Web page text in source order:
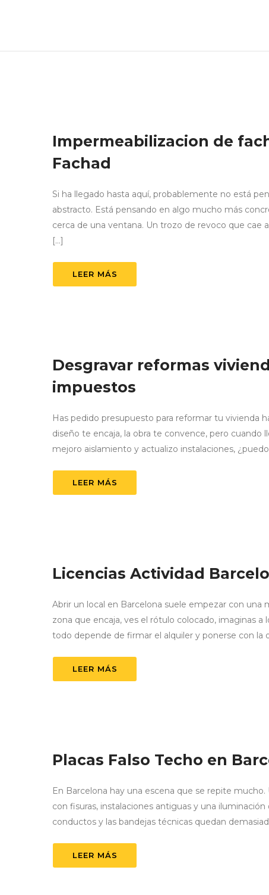
Impermeabilizacion de
Fachad
Si ha llegado hasta aquí, probablemente no está
abstracto. Está pensando en algo mucho más
cerca de una ventana. Un trozo de revoco que cae
[…]
LEER MÁS
Desgravar reformas
impuestos
Has pedido presupuesto para reformar tu vivienda
diseño te encaja, la obra te convence, pero cuando
mejoro aislamiento y actualizo instalaciones,
LEER MÁS
Licencias Actividad
Abrir un local en Barcelona suele empezar con una
zona que encaja, ves el rótulo colocado, imaginas
todo depende de firmar el alquiler y ponerse con la
LEER MÁS
Placas Falso Techo en
En Barcelona hay una escena que se repite
con fisuras, instalaciones antiguas y una
conductos y las bandejas técnicas quedan
LEER MÁS